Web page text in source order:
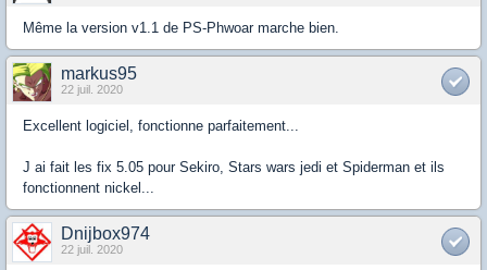
Même la version v1.1 de PS-Phwoar marche bien.
markus95
22 juil. 2020
Excellent logiciel, fonctionne parfaitement...
J ai fait les fix 5.05 pour Sekiro, Stars wars jedi et Spiderman et ils
fonctionnent nickel...
Dnijbox974
22 juil. 2020